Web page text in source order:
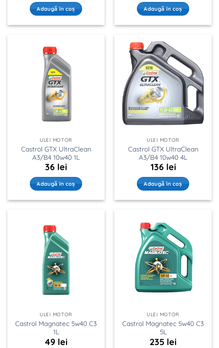
Adaugă în coș Adaugă în coș
ULEI MOTOR
Castrol GTX UltraClean
A3/B4 10w40 1L
36 lei
Adaugă în coș
ULEI MOTOR
Castrol GTX UltraClean
A3/B4 10w40 4L
136 lei
Adaugă în coș
ULEI MOTOR
Castrol Magnatec 5w40 C3
1L
49 lei
ULEI MOTOR
Castrol Magnatec 5w40 C3
5L
235 lei